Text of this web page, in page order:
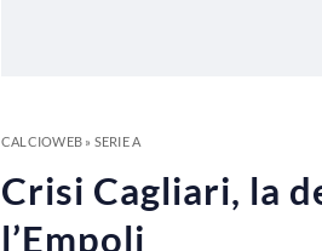
CALCIOWEB» SERIE A
Crisi Cagliari, la
l’Empoli